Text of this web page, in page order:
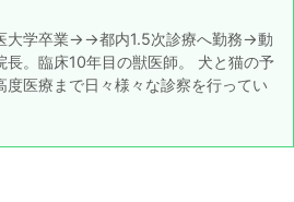
大学卒業→→都内1.5次診療へ勤務→動
長。臨床10年目の獣医師。 犬と猫の予
度医療まで日々様々な診察を行ってい